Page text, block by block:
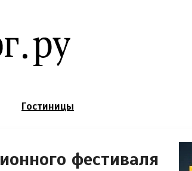
Гостиницы
фестиваля